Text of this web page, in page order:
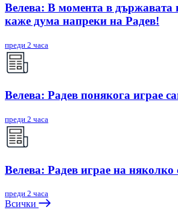
Велева: В момента в държавата
каже дума напреки на Радев!
преди 2 часа
Велева: Радев понякога играе
преди 2 часа
Велева: Радев играе на няколко
преди 2 часа
Всички